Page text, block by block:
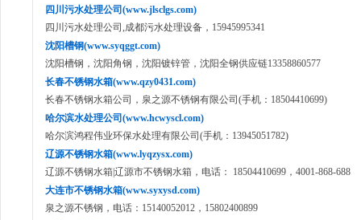
四川污水处理公司(www.jlsclgs.com)
四川污水处理公司,成都污水处理设备，15945995341
沈阳槽钢(www.syqggt.com)
沈阳槽钢，沈阳角钢，沈阳镀锌管，沈阳全钢供应链13358860577
长春不锈钢水箱(www.qzy0431.com)
长春不锈钢水箱公司，泉之源不锈钢有限公司(手机：18504410699)
哈尔滨水处理公司(www.hcwyscl.com)
哈尔滨鸿程伟业环保水处理有限公司(手机：13945051782)
辽源不锈钢水箱(www.lyqzysx.com)
辽源不锈钢水箱|辽源市不锈钢水箱，电话： 18504410699，4001-868-688
大连市不锈钢水箱(www.syxysd.com)
泉之源不锈钢，电话：15140052012，15802400899